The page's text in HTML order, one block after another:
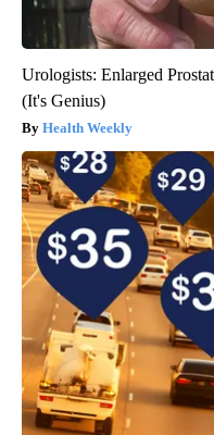
Urologists: Enlarged
(It's Genius)
Health Weekly